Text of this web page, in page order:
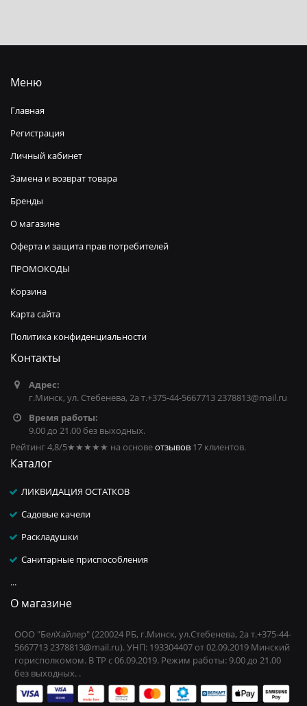
Меню
Главная
Регистрация
Личный кабинет
Замена и возврат товара
Бренды
О магазине
Оферта и защита прав потребителей
ПРОМОКОДЫ
Корзина
Карта сайта
Политика конфиденциальности
Контакты
Адрес:
г.Минск, ул. Стебенева, 2а т.+375-44-5667713 2378813@mail.ru
Время работы:
9.00 до 21.00 без выходных.
Рейтинг 4,8/5★★★★★ на основеотзывов 17 клиентов.
Каталог
ЛИКВИДАЦИЯ ОСТАТКОВ
Садовые качели
Раскладушки
Санитарные приспособления
...
О магазине
ООО "БелХайлер" (220024 РБ, г.Минск, ул.Стебенева, 2а т.+375-44-
5667713 2378813@mail.ru). УНП: 193304407 от 02.09.2019 Минский
горисполкомом. В ТР с 06.09.2019. Режим работы: 9.00 до 21.00
без выходных. .